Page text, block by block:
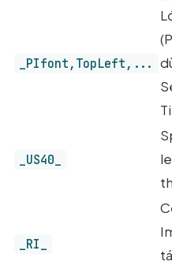
_PIfont,TopLeft,...
_US40_
_RI_